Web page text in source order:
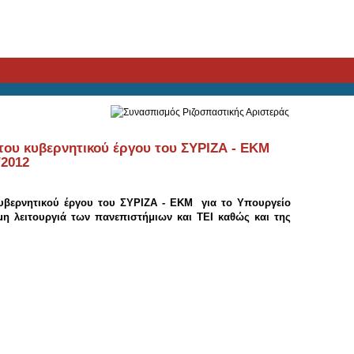
κυβερνητικού έργου του ΣΥΡΙΖΑ - ΕΚΜ
έργου του ΣΥΡΙΖΑ - ΕΚΜ για το Υπουργείο
των πανεπιστήμιων και ΤΕΙ καθώς και της